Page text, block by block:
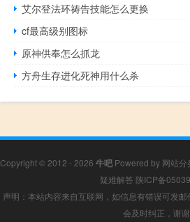
艾尔登法环祷告技能怎么更换
cf最高级别图标
原神供奉怎么抓龙
方舟生存进化死神用什么杀
Copyright © 2012 - 2026 牛吧 Powered by 网站分
疑难解答 陕ICP备
声明：本站内容来自互联网，如信息有错误可发
会及时纠正，谢谢